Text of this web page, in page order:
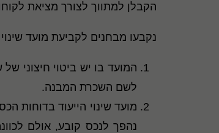
הקבלן למתווך לצורך מציאת
נקבעו מבחנים לקביעת מועד
המועד בו יש ביטוי חיצוני
לשם השכרת המבנה.
מועד שינוי הייעוד בדוחות
נהפך לנכס קובע, אולם